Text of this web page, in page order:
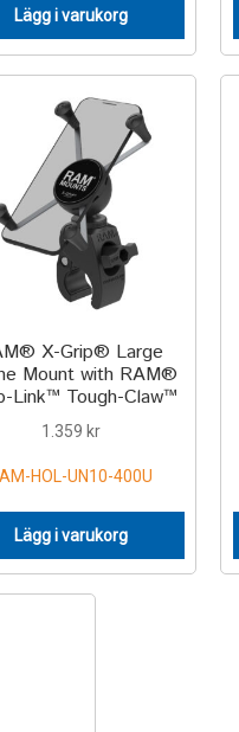
Lägg i varukorg
X-Grip® Large
Mount with RAM®
Link™ Tough-Claw™
1.359 kr
HOL-UN10-400U
Lägg i varukorg